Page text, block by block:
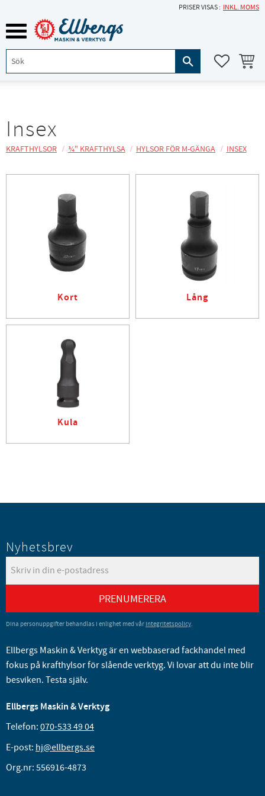
Meny
PRISER VISAS INKL. MOMS
Insex
KRAFTHYLSOR ¾" KRAFTHYLSA HYLSOR FÖR M-GÄNGA INSEX
Kort Lång
Kula
Nyhetsbrev
PRENUMERERA
Dina personuppgifter behandlas i enlighet med vår integritetspolicy.
Ellbergs Maskin & Verktyg är en webbaserad fackhandel med
fokus på krafthylsor för slående verktyg. Vi lovar att du inte blir
besviken. Testa själv.
Ellbergs Maskin & Verktyg
Telefon: 070-533 49 04
E-post: hj@ellbergs.se
Org.nr: 556916-4873